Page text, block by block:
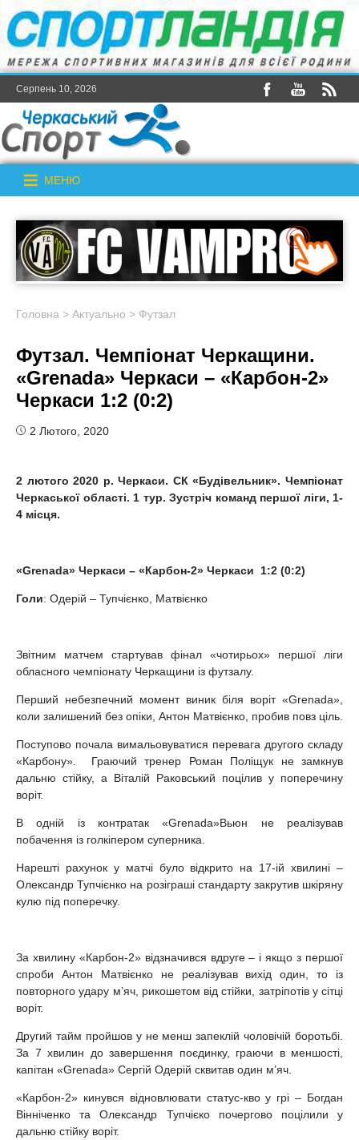
Серпень 10, 2026
МЕНЮ
Головна > Актуально > Футзал
Футзал. Чемпіонат Черкащини.
«Grenada» Черкаси – «Карбон-2»
Черкаси 1:2 (0:2)
2 Лютого, 2020
2 лютого 2020 р. Черкаси. СК «Будівельник». Чемпіонат
Черкаської області. 1 тур. Зустріч команд першої ліги, 1-
4 місця.
«Grenada» Черкаси – «Карбон-2» Черкаси 1:2 (0:2)
Голи: Одерій – Тупчієнко, Матвієнко
Звітним матчем стартував фінал «чотирьох» першої ліги
обласного чемпіонату Черкащини із футзалу.
Перший небезпечний момент виник біля воріт «Grenada»,
коли залишений без опіки, Антон Матвієнко, пробив повз ціль.
Поступово почала вимальовуватися перевага другого складу
«Карбону». Граючий тренер Роман Поліщук не замкнув
дальню стійку, а Віталій Раковський поцілив у поперечину
воріт.
В одній із контратак «Grenada»Вьюн не реалізував
побачення із голкіпером суперника.
Нарешті рахунок у матчі було відкрито на 17-ій хвилині –
Олександр Тупчієнко на розіграші стандарту закрутив шкіряну
кулю під поперечку.
За хвилину «Карбон-2» відзначився вдруге – і якщо з першої
спроби Антон Матвієнко не реалізував вихід один, то із
повторного удару м’яч, рикошетом від стійки, затріпотів у сітці
воріт.
Другий тайм пройшов у не менш запеклій чоловічій боротьбі.
За 7 хвилин до завершення поєдинку, граючи в меншості,
капітан «Grenada» Сергій Одерій сквитав один м’яч.
«Карбон-2» кинувся відновлювати статус-кво у грі – Богдан
Вінніченко та Олександр Тупчієко почергово поцілили у
дальню стійку воріт.